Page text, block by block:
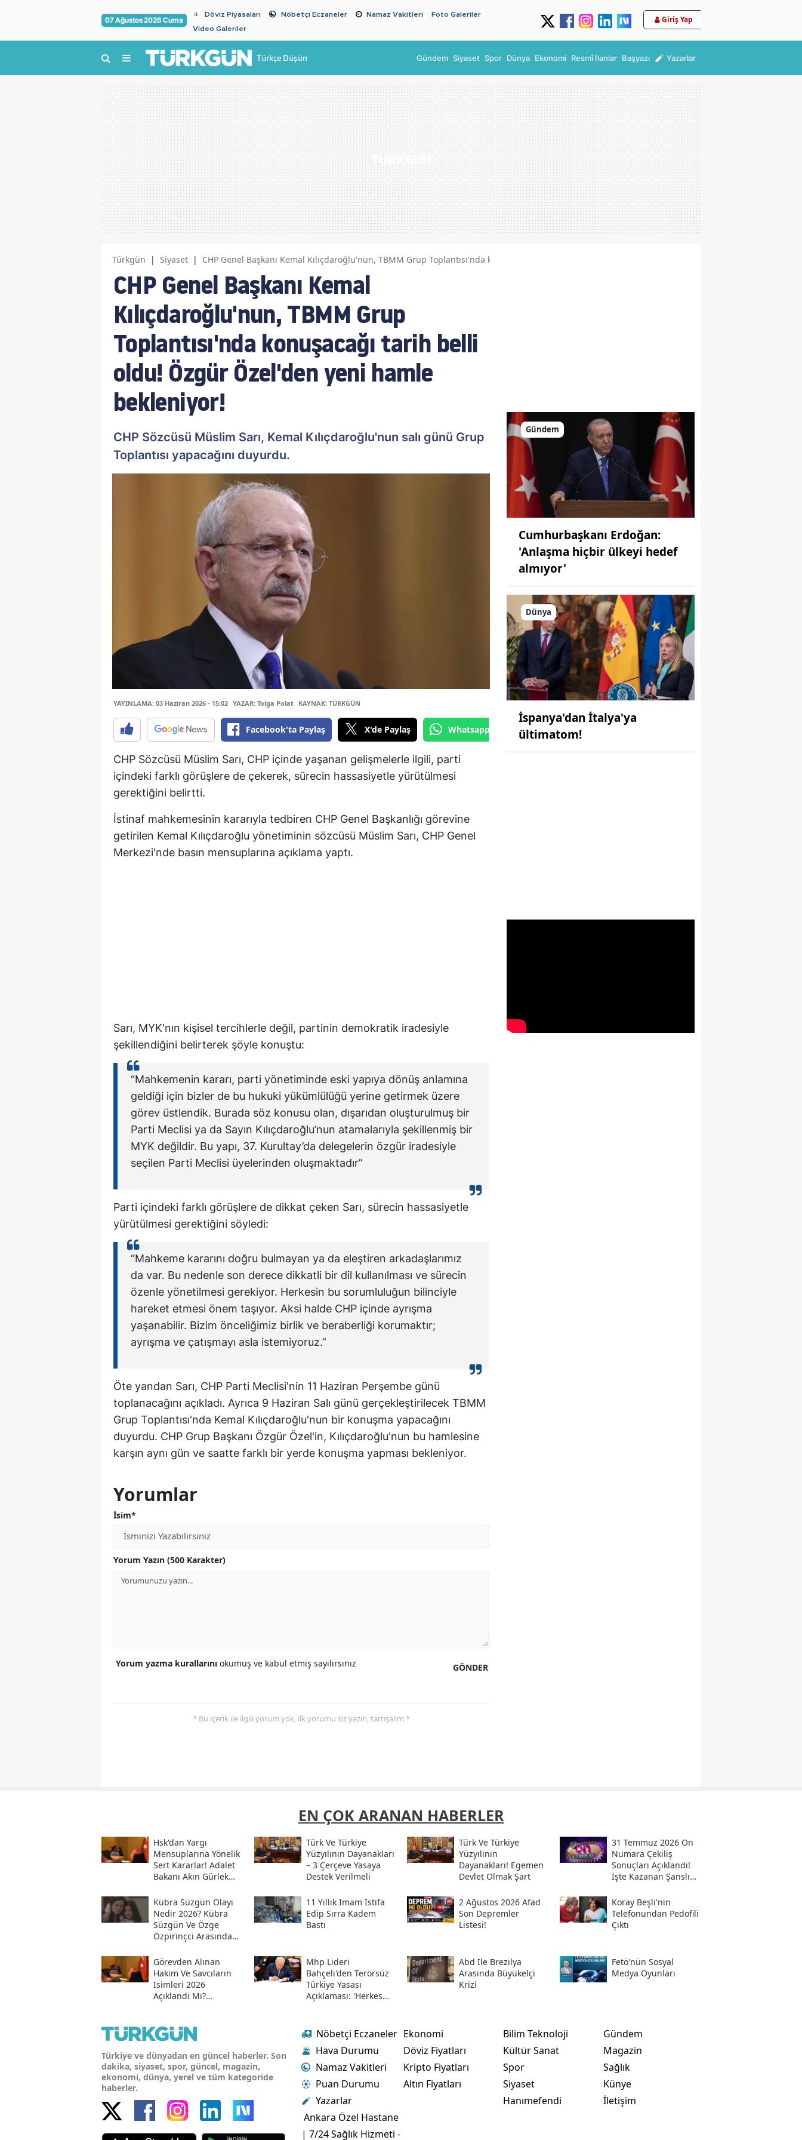
07 Ağustos 2026 Cuma
Döviz Piyasaları Nöbetçi Eczaneler Namaz Vakitleri
Foto Galeriler
Video Galeriler
Giriş Yap
Türkçe Düşün Gündem Siyaset Spor Dünya Ekonomi Resmî İlanlar Başyazı Yazarlar
Türkgün | Siyaset | CHP Genel Başkanı Kemal Kılıçdaroğlu'nun, TBMM Grup Toplantısı'nda konuşacağı tarih belli oldu! Özgür Özel'den yeni hamle bekleniyor!
CHP Genel Başkanı Kemal
Kılıçdaroğlu'nun, TBMM Grup
Toplantısı'nda konuşacağı tarih belli
oldu! Özgür Özel'den yeni hamle
bekleniyor!
CHP Sözcüsü Müslim Sarı, Kemal Kılıçdaroğlu'nun salı günü Grup
Toplantısı yapacağını duyurdu.
YAYINLAMA: 03 Haziran 2026 - 15:02 YAZAR: Tolga Polat KAYNAK: TÜRKGÜN
Facebook'ta Paylaş X'de Paylaş Whatsapp'tan Gönder
CHP Sözcüsü Müslim Sarı, CHP içinde yaşanan gelişmelerle ilgili, parti
içindeki farklı görüşlere de çekerek, sürecin hassasiyetle yürütülmesi
gerektiğini belirtti.
İstinaf mahkemesinin kararıyla tedbiren CHP Genel Başkanlığı görevine
getirilen Kemal Kılıçdaroğlu yönetiminin sözcüsü Müslim Sarı, CHP Genel
Merkezi'nde basın mensuplarına açıklama yaptı.
Sarı, MYK'nın kişisel tercihlerle değil, partinin demokratik iradesiyle
şekillendiğini belirterek şöyle konuştu:
“Mahkemenin kararı, parti yönetiminde eski yapıya dönüş anlamına
geldiği için bizler de bu hukuki yükümlülüğü yerine getirmek üzere
görev üstlendik. Burada söz konusu olan, dışarıdan oluşturulmuş bir
Parti Meclisi ya da Sayın Kılıçdaroğlu’nun atamalarıyla şekillenmiş bir
MYK değildir. Bu yapı, 37. Kurultay’da delegelerin özgür iradesiyle
seçilen Parti Meclisi üyelerinden oluşmaktadır”
Parti içindeki farklı görüşlere de dikkat çeken Sarı, sürecin hassasiyetle
yürütülmesi gerektiğini söyledi:
“Mahkeme kararını doğru bulmayan ya da eleştiren arkadaşlarımız
da var. Bu nedenle son derece dikkatli bir dil kullanılması ve sürecin
özenle yönetilmesi gerekiyor. Herkesin bu sorumluluğun bilinciyle
hareket etmesi önem taşıyor. Aksi halde CHP içinde ayrışma
yaşanabilir. Bizim önceliğimiz birlik ve beraberliği korumaktır;
ayrışma ve çatışmayı asla istemiyoruz.”
Öte yandan Sarı, CHP Parti Meclisi'nin 11 Haziran Perşembe günü
toplanacağını açıkladı. Ayrıca 9 Haziran Salı günü gerçekleştirilecek TBMM
Grup Toplantısı'nda Kemal Kılıçdaroğlu'nun bir konuşma yapacağını
duyurdu. CHP Grup Başkanı Özgür Özel'in, Kılıçdaroğlu'nun bu hamlesine
karşın aynı gün ve saatte farklı bir yerde konuşma yapması bekleniyor.
Yorumlar
İsim*
Yorum Yazın (500 Karakter)
GÖNDER
Yorum yazma kurallarını okumuş ve kabul etmiş sayılırsınız
* Bu içerik ile ilgili yorum yok, ilk yorumu siz yazın, tartışalım *
Gündem
Cumhurbaşkanı Erdoğan:
'Anlaşma hiçbir ülkeyi hedef
almıyor'
Dünya
İspanya'dan İtalya'ya
ültimatom!
EN ÇOK ARANAN HABERLER
Hsk'dan Yargı
Mensuplarına Yönelik
Sert Kararlar! Adalet
Bakanı Akın Gürlek
Hesabından Açıkladı
Türk Ve Türkiye
Yüzyılının Dayanakları
– 3 Çerçeve Yasaya
Destek Verilmeli
Türk Ve Türkiye
Yüzyılının
Dayanakları! Egemen
Devlet Olmak Şart
31 Temmuz 2026 On
Numara Çekiliş
Sonuçları Açıklandı!
İşte Kazanan Şanslı
Sorgulama Ekranı
Kübra Süzgün Olayı
Nedir 2026? Kübra
Süzgün Ve Özge
Özpirinçci Arasında
11 Yıllık Imam Istifa
Edip Sırra Kadem
Bastı
2 Ağustos 2026 Afad
Son Depremler
Listesi!
Koray Beşli'nin
Telefonundan Pedofili
Çıktı
Görevden Alınan
Hakim Ve Savcıların
Isimleri 2026
Açıklandı Mı?
Savcılar Isim Listesi
Mhp Lideri
Bahçeli'den Terörsüz
Türkiye Yasası
Açıklaması: 'herkes
Abd Ile Brezilya
Arasında Büyükelçi
Krizi
Fetö'nün Sosyal
Medya Oyunları
Türkiye ve dünyadan en güncel haberler. Son
dakika, siyaset, spor, güncel, magazin,
ekonomi, dünya, yerel ve tüm kategoride
haberler.
Nöbetçi Eczaneler
Hava Durumu
Namaz Vakitleri
Puan Durumu
Yazarlar
Ankara Özel Hastane
| 7/24 Sağlık Hizmeti -
Ekonomi
Döviz Fiyatları
Kripto Fiyatları
Altın Fiyatları
Bilim Teknoloji
Kültür Sanat
Spor
Siyaset
Hanımefendi
Gündem
Magazin
Sağlık
Künye
İletişim